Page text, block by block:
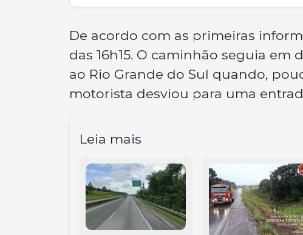
De acordo com as primeiras
das 16h15. O caminhão seguia
ao Rio Grande do Sul quando,
motorista desviou para uma
Leia mais